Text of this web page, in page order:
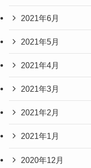
2021年6月
2021年5月
2021年4月
2021年3月
2021年2月
2021年1月
2020年12月